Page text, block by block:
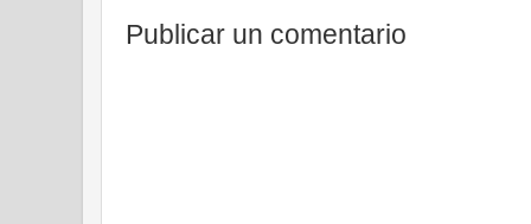
Publicar un comentario